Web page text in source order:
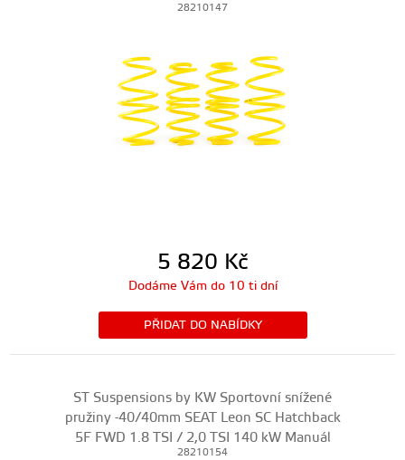
28210147
5 820 Kč
Dodáme Vám do 10 ti dní
PŘIDAT DO NABÍDKY
ST Suspensions by KW Sportovní snížené
pružiny -40/40mm SEAT Leon SC Hatchback
5F FWD 1.8 TSI / 2,0 TSI 140 kW Manuál
28210154